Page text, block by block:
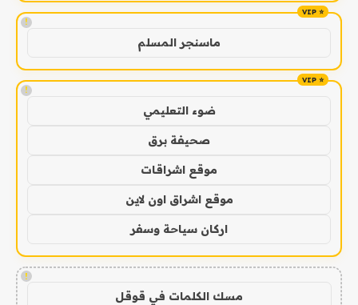
!
ماسنجر المسلم
!
ضوء التعليمي
صحيفة برق
موقع اشراقات
موقع اشراق اون لاين
اركان سياحة وسفر
!
مسك الكلمات في قوقل